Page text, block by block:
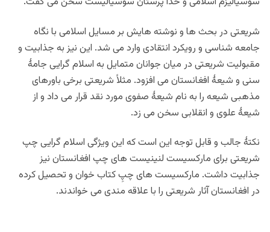
شریعتی در بحث ها و نوشته هایش بر مسایل اسلامی با نگاه
جامعه شناسی و رویکرد انتقادی وارد می شد. این نیز به جذابیت و
مقبولیت شریعتی در میان جوانان متمایل به اسلام گرایی جامۀ
سنی و شیعۀ افغانستان می افزود. مثلاً شریعتی برخی باورهای
مذهبی شیعه را به نام شیعۀ صفوی مورد نقد قرار می داد و از
شیعۀ علوی و انقلابی سخن می زد.
نکتۀ جالب و قابل توجه این است که این ویژگی اسلام گرایی چپ
شریعتی برای مارکسیست لنینیست های چپ افغانستان نیز
جذابیت داشت. مارکسیست های چپِ کتاب خوان و تحصیل کرده
در افغانستان آثار شریعتی را با علاقه مندی می خواندند.